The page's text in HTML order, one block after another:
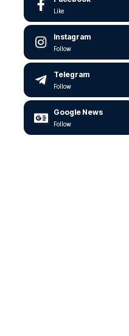
Like
Instagram
Follow
Telegram
Follow
Google News
Follow